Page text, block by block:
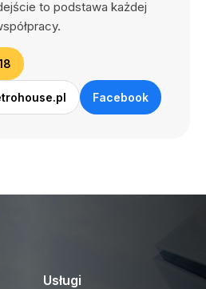
to podstawa każdej
Facebook
Usługi